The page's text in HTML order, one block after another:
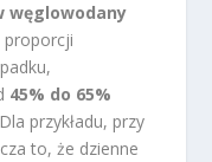
węglowodany
proporcji
45% do 65%
przykładu, przy
to, że dzienne